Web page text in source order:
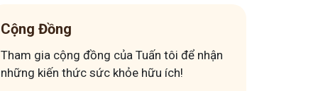
Chuyện của Tuấn tôi – Vì sao tôi cứ phải cẩn thận đến
thế?
Kết Hợp Y Học Cổ Truyền Và Y Học Hiện Đại Trong
Khám Chữa Bệnh: Con Đường Tất Yếu Cho Sức Khỏe
Cộng Đồng
Tham gia cộng đồng của Tuấn tôi để nhận
những kiến thức sức khỏe hữu ích!